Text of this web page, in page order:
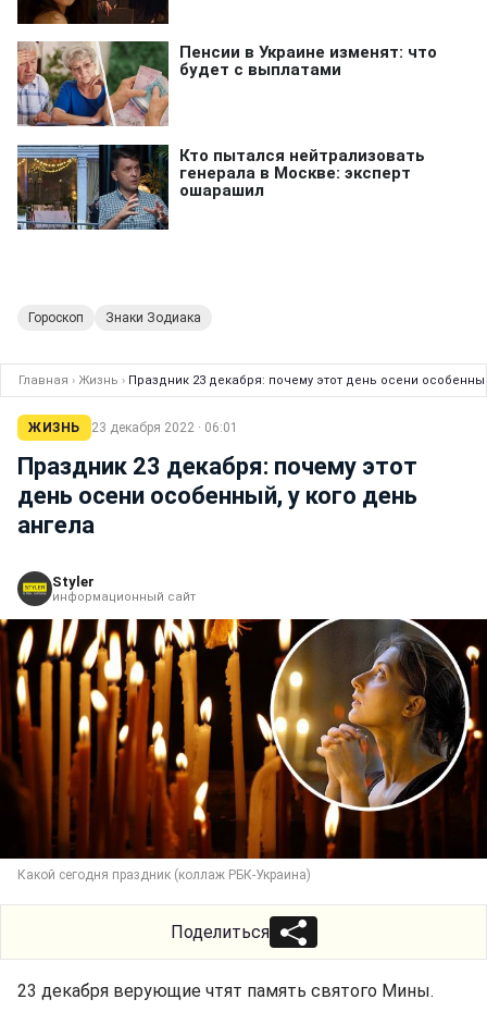
Гороскоп Знаки Зодиака
Главная › Жизнь › Праздник 23 декабря: почему этот день осени
ЖИЗНЬ 23 декабря 2022 · 06:01
Праздник 23 декабря: почему этот
день осени особенный, у кого день
ангела
Styler
информационный сайт
Какой сегодня праздник (коллаж РБК-Украина)
Поделиться
23 декабря верующие чтят память святого Мины.